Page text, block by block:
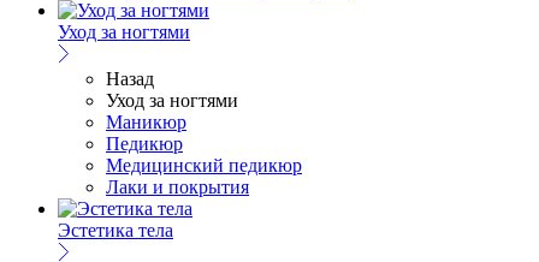
Уход за ногтями
Назад
Уход за ногтями
Маникюр
Педикюр
Медицинский педикюр
Лаки и покрытия
Эстетика тела